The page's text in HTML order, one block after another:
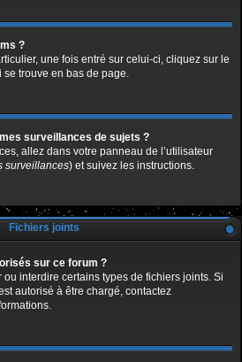
?
une fois entré sur celui-ci, cliquez sur le
se trouve en bas de page.
surveillances de sujets ?
allez dans votre panneau de l’utilisateur
surveillances) et suivez les instructions.
Fichiers joints
sur ce forum ?
ou interdire certains types de fichiers joints. Si
autorisé à être chargé, contactez